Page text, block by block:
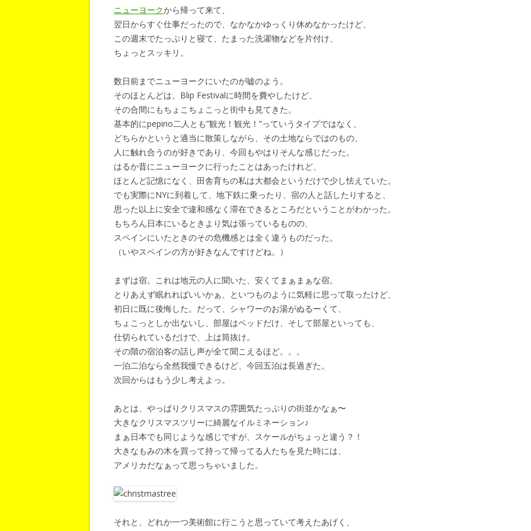
ニューヨークから帰って来て、
翌日からすぐ仕事だったので、なかなかゆっくり休めなかったけど、
この週末でたっぷりと寝て、たまった洗濯物などを片付け、
ちょっとスッキリ。
数日前までニューヨークにいたのが嘘のよう。
そのほとんどは、Blip Festivalに時間を費やしたけど、
その合間にもちょこちょこっと街中も見てきた。
基本的にpepino二人とも”観光！観光！”っていうタイプではなく、
どちらかというと適当に散策しながら、その土地ならではのもの、
人に触れ合うのが好きであり、今回もやはりそんな感じだった。
はるか昔にニューヨークに行ったことはあったけれど、
ほとんど記憶になく、田舎育ちの私は大都会というだけで少し怯えていた。
でも実際にNYに到着して、地下鉄に乗ったり、宿の人と話したりすると、
思った以上に安全で違和感なく滞在できるところだということがわかった。
もちろん日本にいるときより気は張っているものの、
スペインにいたときのその危機感とは全く違うものだった。
（いやスペインの方が好きなんですけどね。）
まずは宿。これは地元の人に聞いた、安くてまぁまぁな宿。
とりあえず眠れればいいかぁ、といつものように気軽に思って取ったけど、
初日に既に後悔した。だって、シャワーのお湯がぬるーくて、
ちょこっとしか出ないし、部屋はベッドだけ、そして部屋といっても、
仕切られているだけで、上は筒抜け。
その階の宿泊客の話し声が全て聞こえるほど。。。
一泊二泊なら全然我慢できるけど、今回五泊は長過ぎた。
次回からはもう少し考えよっ。
あとは、やっぱりクリスマスの雰囲気たっぷりの街並かなぁ〜
大きなクリスマスツリーに綺麗なイルミネーション♪
まぁ日本でも同じような感じですが、スケールがちょっと違う？！
大きなもみの木を買って持って帰ってる人たちを見た時には、
アメリカだなぁって思っちゃいました。
それと、どれか一つ美術館に行こうと思っていて考えたあげく、